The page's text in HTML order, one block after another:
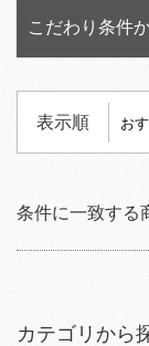
こだわり条件
表示順
条件に一致する
カテゴリから